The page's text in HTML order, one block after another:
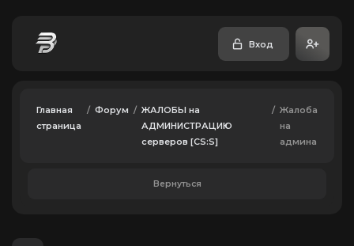
Вход
Главная
страница
/ Форум / ЖАЛОБЫ на
АДМИНИСТРАЦИЮ
серверов [CS:S]
/ Жалоба
на
админа
Вернуться